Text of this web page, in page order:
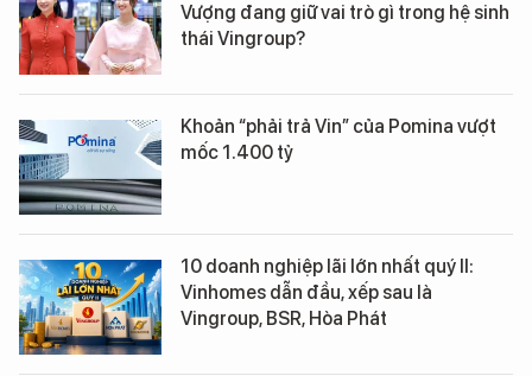
Vượng đang giữ vai trò gì trong hệ sinh
thái Vingroup?
Khoản “phải trả Vin” của Pomina vượt
mốc 1.400 tỷ
10 doanh nghiệp lãi lớn nhất quý II:
Vinhomes dẫn đầu, xếp sau là
Vingroup, BSR, Hòa Phát